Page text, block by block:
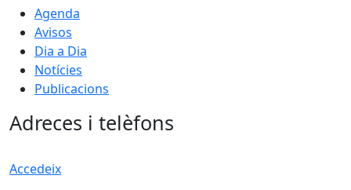
Agenda
Avisos
Dia a Dia
Notícies
Publicacions
Adreces i telèfons
Accedeix